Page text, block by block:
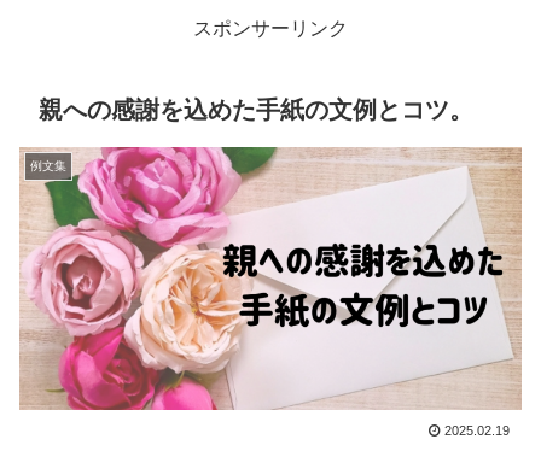
スポンサーリンク
親への感謝を込めた手紙の文例とコツ。
例文集
2025.02.19